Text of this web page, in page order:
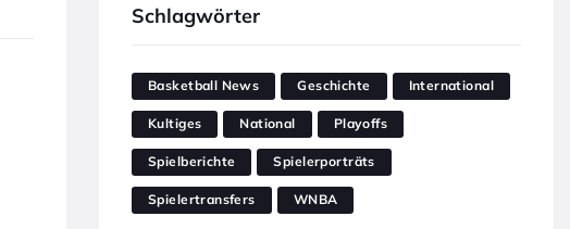
Schlagwörter
Basketball News Geschichte International
Kultiges National Playoffs
Spielberichte Spielerporträts
Spielertransfers WNBA